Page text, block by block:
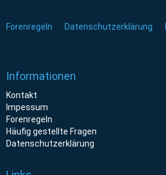
Forenregeln Datenschutzerklärung
Informationen
Kontakt
Impessum
Forenregeln
Häufig gestellte Fragen
Datenschutzerklärung